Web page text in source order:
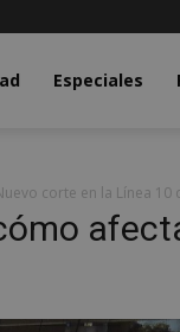
Especiales
corte en la Línea